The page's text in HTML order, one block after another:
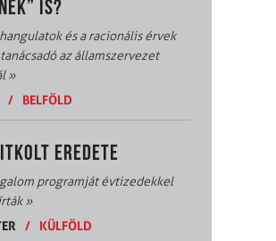
IS?
és a racionális érvek
az államszervezet
»
/ BELFÖLD
EREDETE
programját évtizedekkel
»
/ KÜLFÖLD